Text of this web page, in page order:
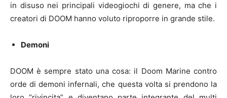
in disuso nei principali videogiochi di genere, ma che i
creatori di DOOM hanno voluto riproporre in grande stile.
Demoni
DOOM è sempre stato una cosa: il Doom Marine contro
orde di demoni infernali, che questa volta si prendono la